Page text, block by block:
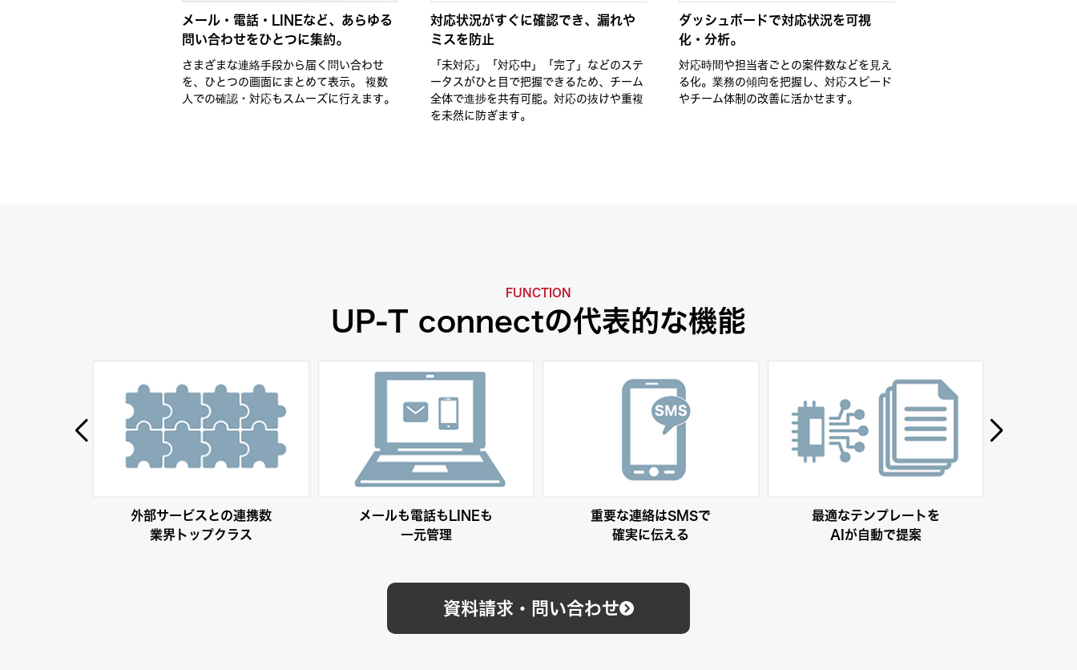
メール・電話・LINEなど、あらゆる
問い合わせをひとつに集約。
さまざまな連絡手段から届く問い合わせ
を、ひとつの画面にまとめて表示。 複数
人での確認・対応もスムーズに行えます。
対応状況がすぐに確認でき、漏れや
ミスを防止
「未対応」「対応中」「完了」などのステ
ータスがひと目で把握できるため、チーム
全体で進捗を共有可能。対応の抜けや重複
を未然に防ぎます。
ダッシュボードで対応状況を可視
化・分析。
対応時間や担当者ごとの案件数などを見え
る化。業務の傾向を把握し、対応スピード
やチーム体制の改善に活かせます。
FUNCTION
UP-T connectの代表的な機能
外部サービスとの連携数
業界トップクラス
メールも電話もLINEも
一元管理
重要な連絡はSMSで
確実に伝える
最適なテンプレートを
AIが自動で提案
資料請求・問い合わせ